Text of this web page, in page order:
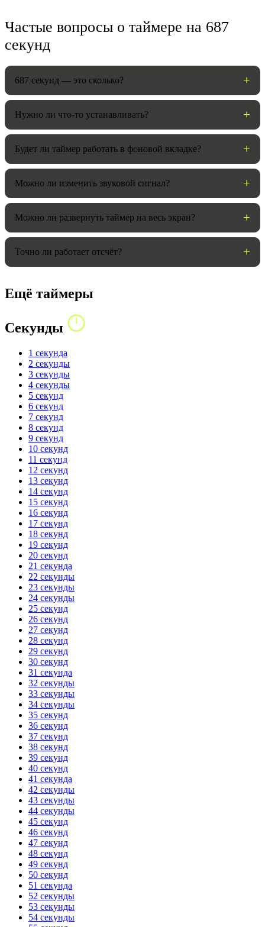
Звуки:
Частые вопросы о таймере на 687
секунд
687 секунд — это сколько?
Нужно ли что-то устанавливать?
Будет ли таймер работать в фоновой вкладке?
Можно ли изменить звуковой сигнал?
Можно ли развернуть таймер на весь экран?
Точно ли работает отсчёт?
Ещё таймеры
Секунды
1 секунда
2 секунды
3 секунды
4 секунды
5 секунд
6 секунд
7 секунд
8 секунд
9 секунд
10 секунд
11 секунд
12 секунд
13 секунд
14 секунд
15 секунд
16 секунд
17 секунд
18 секунд
19 секунд
20 секунд
21 секунда
22 секунды
23 секунды
24 секунды
25 секунд
26 секунд
27 секунд
28 секунд
29 секунд
30 секунд
31 секунда
32 секунды
33 секунды
34 секунды
35 секунд
36 секунд
37 секунд
38 секунд
39 секунд
40 секунд
41 секунда
42 секунды
43 секунды
44 секунды
45 секунд
46 секунд
47 секунд
48 секунд
49 секунд
50 секунд
51 секунда
52 секунды
53 секунды
54 секунды